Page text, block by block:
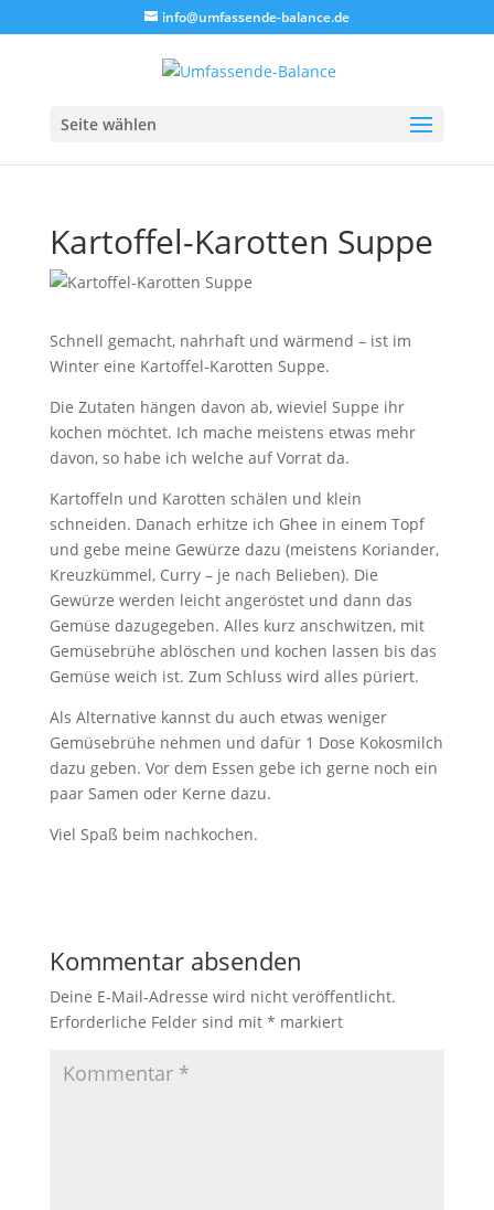
info@umfassende-balance.de
Seite wählen
Kartoffel-Karotten Suppe
Schnell gemacht, nahrhaft und wärmend – ist im
Winter eine Kartoffel-Karotten Suppe.
Die Zutaten hängen davon ab, wieviel Suppe ihr
kochen möchtet. Ich mache meistens etwas mehr
davon, so habe ich welche auf Vorrat da.
Kartoffeln und Karotten schälen und klein
schneiden. Danach erhitze ich Ghee in einem Topf
und gebe meine Gewürze dazu (meistens Koriander,
Kreuzkümmel, Curry – je nach Belieben). Die
Gewürze werden leicht angeröstet und dann das
Gemüse dazugegeben. Alles kurz anschwitzen, mit
Gemüsebrühe ablöschen und kochen lassen bis das
Gemüse weich ist. Zum Schluss wird alles püriert.
Als Alternative kannst du auch etwas weniger
Gemüsebrühe nehmen und dafür 1 Dose Kokosmilch
dazu geben. Vor dem Essen gebe ich gerne noch ein
paar Samen oder Kerne dazu.
Viel Spaß beim nachkochen.
Kommentar absenden
Deine E-Mail-Adresse wird nicht veröffentlicht.
Erforderliche Felder sind mit * markiert